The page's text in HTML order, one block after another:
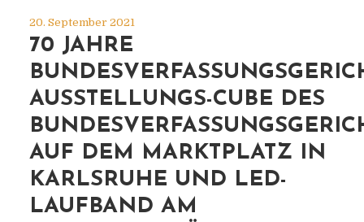
20. September 2021
70 JAHRE
AUSSTELLUNGS-CUBE DES
AUF DEM MARKTPLATZ IN
KARLSRUHE UND LED-
LAUFBAND AM